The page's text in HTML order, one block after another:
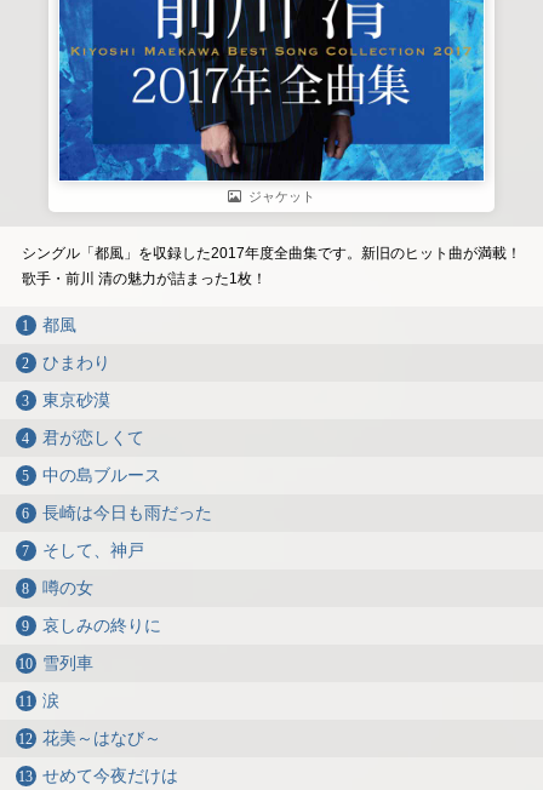
ジャケット
シングル「都風」を収録した2017年度全曲集です。新旧のヒット曲が満載！
歌手・前川 清の魅力が詰まった1枚！
都風
ひまわり
東京砂漠
君が恋しくて
中の島ブルース
長崎は今日も雨だった
そして、神戸
噂の女
哀しみの終りに
雪列車
涙
花美～はなび～
せめて今夜だけは